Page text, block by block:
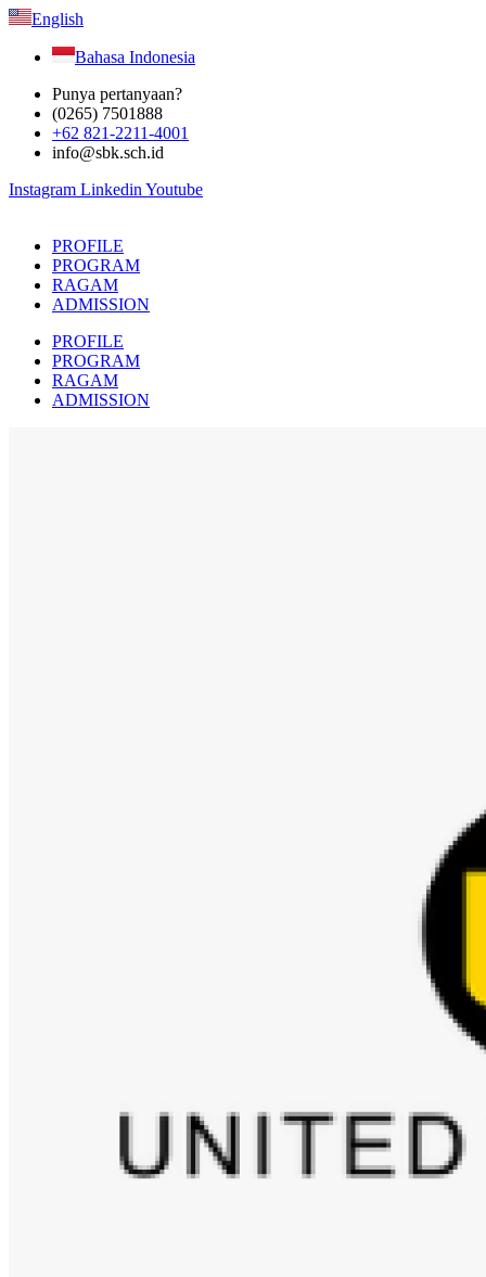
English
Bahasa Indonesia
Punya pertanyaan?
(0265) 7501888
+62 821-2211-4001
info@sbk.sch.id
Instagram Linkedin Youtube
PROFILE
PROGRAM
RAGAM
ADMISSION
PROFILE
PROGRAM
RAGAM
ADMISSION